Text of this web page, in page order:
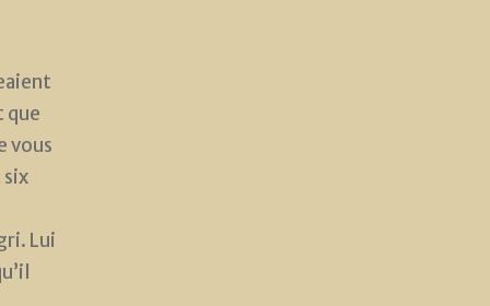
que
vous
Lui